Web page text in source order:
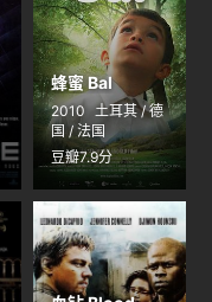
蜂蜜 Bal
2010
土耳其 / 德
国 / 法国
豆瓣7.9分